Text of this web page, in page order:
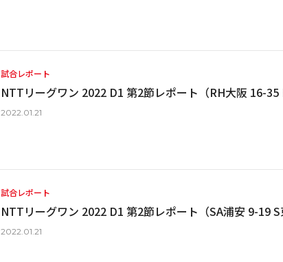
試合レポート
NTTリーグワン 2022 D1 第2節レポート（RH大阪 16-35
2022.01.21
試合レポート
NTTリーグワン 2022 D1 第2節レポート（SA浦安 9-19 S
2022.01.21